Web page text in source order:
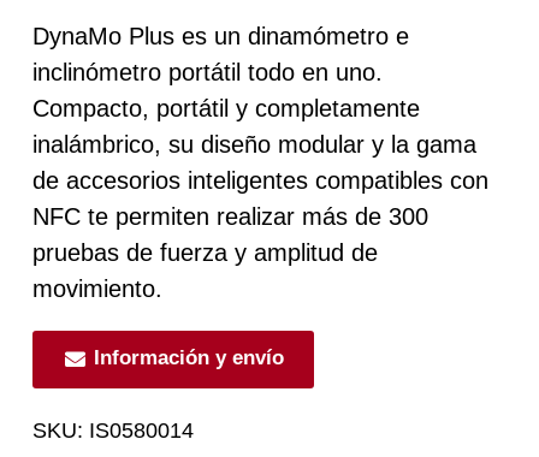
DynaMo Plus es un dinamómetro e
inclinómetro portátil todo en uno.
Compacto, portátil y completamente
inalámbrico, su diseño modular y la gama
de accesorios inteligentes compatibles con
NFC te permiten realizar más de 300
pruebas de fuerza y amplitud de
movimiento.
Información y envío
SKU: IS0580014